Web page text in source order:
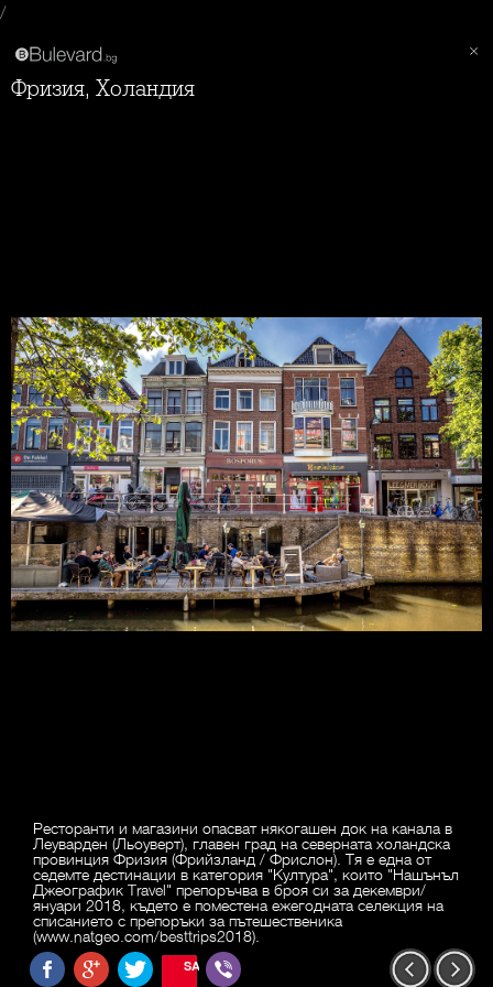
/
Фризия, Холандия
Ресторанти и магазини опасват някогашен док на канала в
Леуварден (Льоуверт), главен град на северната холандска
провинция Фризия (Фрийзланд / Фрислон). Тя е една от
седемте дестинации в категория "Култура", които "Нашънъл
Джеографик Travel" препоръчва в броя си за декември/
януари 2018, където е поместена ежегодната селекция на
списанието с препоръки за пътешественика
(www.natgeo.com/besttrips2018).
SAVE